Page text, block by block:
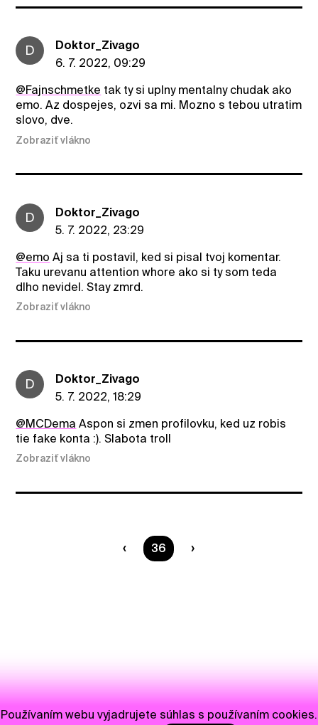
D
Doktor_Zivago
6. 7. 2022, 09:29
@Fajnschmetke tak ty si uplny mentalny chudak ako
emo. Az dospejes, ozvi sa mi. Mozno s tebou utratim
slovo, dve.
Zobraziť vlákno
D
Doktor_Zivago
5. 7. 2022, 23:29
@emo Aj sa ti postavil, ked si pisal tvoj komentar.
Taku urevanu attention whore ako si ty som teda
dlho nevidel. Stay zmrd.
Zobraziť vlákno
D
Doktor_Zivago
5. 7. 2022, 18:29
@MCDema Aspon si zmen profilovku, ked uz robis
tie fake konta :). Slabota troll
Zobraziť vlákno
Ste na strane
36
Používaním webu vyjadrujete súhlas s používaním cookies.